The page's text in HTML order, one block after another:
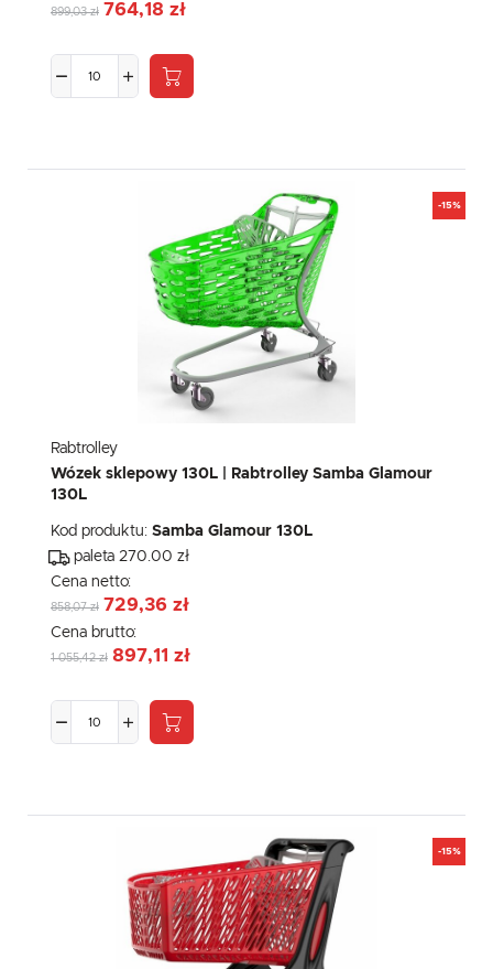
899,03 zł 764,18 zł
-15%
Rabtrolley
Wózek sklepowy 130L | Rabtrolley Samba Glamour
130L
Kod produktu: Samba Glamour 130L
paleta 270.00 zł
Cena netto:
858,07 zł 729,36 zł
Cena brutto:
1 055,42 zł 897,11 zł
-15%